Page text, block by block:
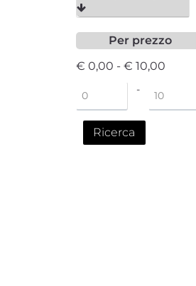
Per prezzo
€ 0,00 - € 10,00
Prezzo minimo
-